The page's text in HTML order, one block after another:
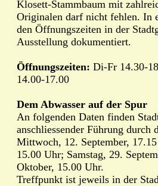
Klosett-Stammbaum mit
Originalen darf nicht fehlen. In
den Öffnungszeiten in der
Ausstellung dokumentiert.
Öffnungszeiten: Di-Fr 14.30-
14.00-17.00
Dem Abwasser auf der Spur
An folgenden Daten finden
anschliessender Führung durch
Mittwoch, 12. September,
15.00 Uhr; Samstag, 29.
Oktober, 15.00 Uhr.
Treffpunkt ist jeweils in der